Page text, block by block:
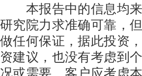
本报告中的信息均来
研究院力求准确可靠，
做任何保证，据此投资
资建议，也没有考虑到